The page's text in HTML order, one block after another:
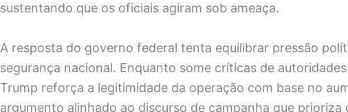
sustentando que os oficiais agiram sob ameaça.
A resposta do governo federal tenta equilibrar pressão
segurança nacional. Enquanto some críticas de
Trump reforça a legitimidade da operação com base no
argumento alinhado ao discurso de campanha que prioriza